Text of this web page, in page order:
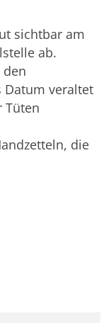
sichtbar am
ab.
Datum veraltet
Tüten
die